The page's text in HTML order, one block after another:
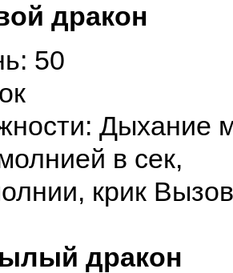
дракон
50
Дыхание
в сек,
крик
дракон